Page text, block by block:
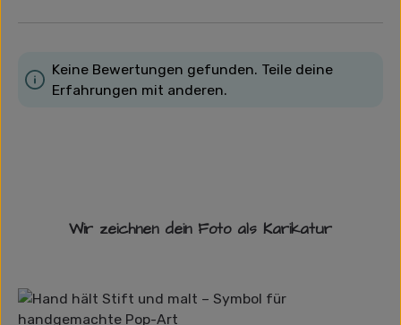
Keine Bewertungen gefunden. Teile deine
Erfahrungen mit anderen.
Wir zeichnen dein Foto als Karikatur